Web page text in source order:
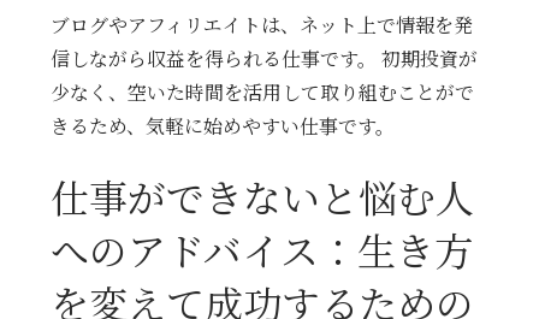
ブログやアフィリエイトは、ネット上で情報を発
信しながら収益を得られる仕事です。 初期投資が
少なく、空いた時間を活用して取り組むことがで
きるため、気軽に始めやすい仕事です。
仕事ができないと悩む人
へのアドバイス：生き方
を変えて成功するための